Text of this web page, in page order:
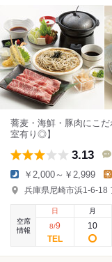
蕎麦・海鮮・豚肉にこ
室有り◎】
3.13
￥2,000～￥2,999
兵庫県尼崎市浜1-6-18
空席
情報
日
8/9
月
10